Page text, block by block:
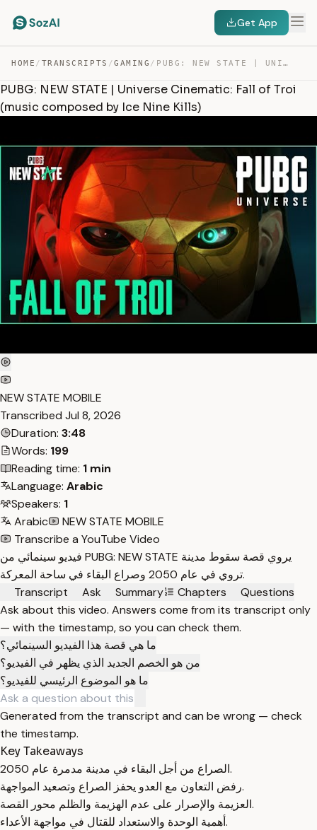
Get App
HOME / TRANSCRIPTS /GAMING / PUBG: NEW STATE | UNIVERSE CINEMATIC: FALL OF TROI (MUS… — TRANSCRIPT
PUBG: NEW STATE | Universe Cinematic: Fall of Troi
(music composed by Ice Nine Kills)
NEW STATE MOBILE
Transcribed Jul 8, 2026
Duration: 3:48
Words: 199
Reading time: 1 min
Language: Arabic
Speakers: 1
Arabic
NEW STATE MOBILE
Transcribe a YouTube Video
فيديو سينمائي من PUBG: NEW STATE يروي قصة سقوط مدينة
تروي في عام 2050 وصراع البقاء في ساحة المعركة.
Transcript
Ask Summary Chapters
Questions
Ask about this video. Answers come from its transcript only
— with the timestamp, so you can check them.
ما هي قصة هذا الفيديو السينمائي؟
من هو الخصم الجديد الذي يظهر في الفيديو؟
ما هو الموضوع الرئيسي للفيديو؟
Generated from the transcript and can be wrong — check
the timestamp.
Key Takeaways
الصراع من أجل البقاء في مدينة مدمرة عام 2050.
رفض التعاون مع العدو يحفز الصراع وتصعيد المواجهة.
العزيمة والإصرار على عدم الهزيمة والظلم محور القصة.
أهمية الوحدة والاستعداد للقتال في مواجهة الأعداء.